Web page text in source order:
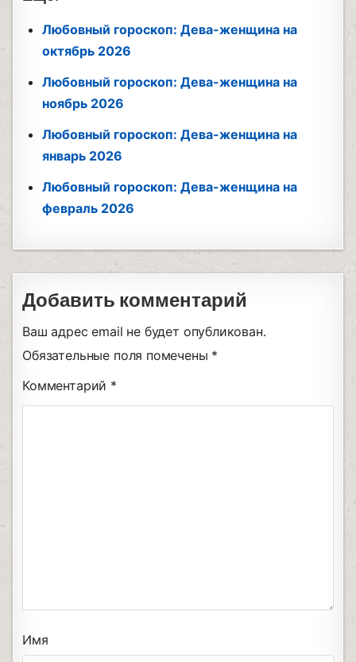
Любовный гороскоп: Дева-женщина на
октябрь 2026
Любовный гороскоп: Дева-женщина на
ноябрь 2026
Любовный гороскоп: Дева-женщина на
январь 2026
Любовный гороскоп: Дева-женщина на
февраль 2026
Добавить комментарий
Ваш адрес email не будет опубликован.
Обязательные поля помечены *
Комментарий *
Имя